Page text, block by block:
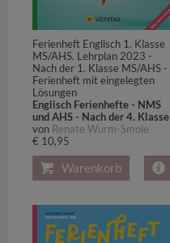
Ferienheft Englisch 1. Klasse
MS/AHS. Lehrplan 2023 -
Nach der 1. Klasse MS/AHS -
Ferienheft mit eingelegten
Lösungen
Englisch Ferienhefte - NMS
und AHS - Nach der 4. Klasse
von Renate Wurm-Smole
€ 10,95
Warenkorb